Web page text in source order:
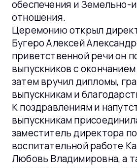
обеспечения и Земельно-
отношения.
Церемонию открыл
Бугеро Алексей
приветственной речи он
выпускников с
затем вручил дипломы,
выпускникам и
К поздравлениям и
выпускникам
заместитель директора
воспитательной работе
Любовь Владимировна, а